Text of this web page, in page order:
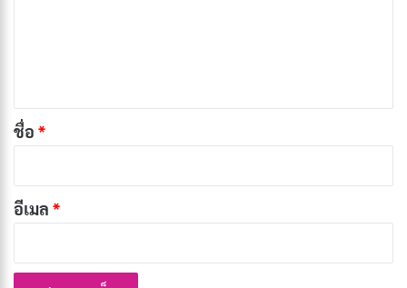
“kinship” (ความผูกพัน) โดยรวมแล้วหมายถึงการสร้าง
ความผูกพันทางอารมณ์ผ่านการสัมผัสทางกาย ไม่ว่าจะ
สิ่งที่ทำให้ Skinship แตกต่างจากการสัมผัสทั่วไปคือเจตนา
สร้างหรือรักษาความเชื่อมโยงทางอารมณ์ ไม่ใช่เพียงการ
*
ชื่อ *
อีเมล *